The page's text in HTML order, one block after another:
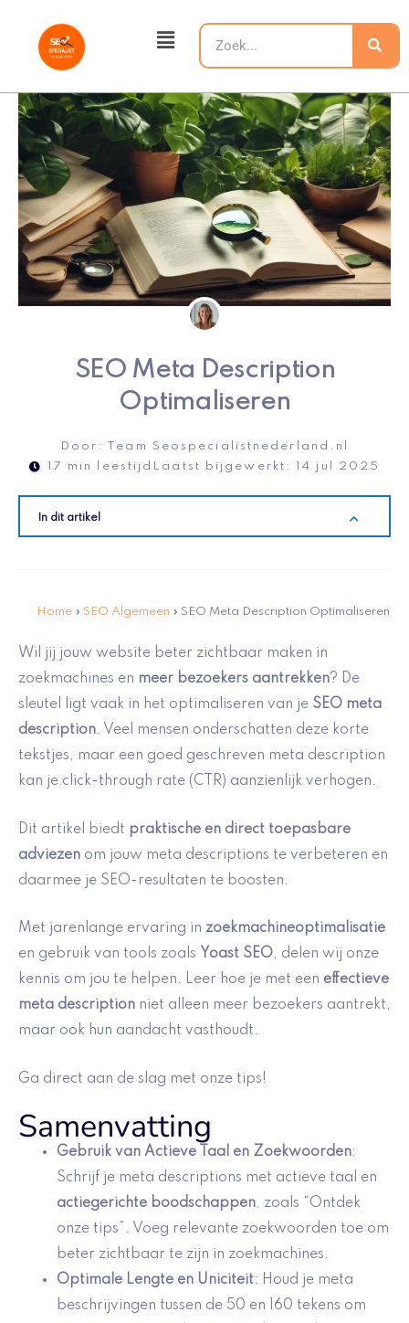
Main
Menu
Zoeken
SEO Meta Description
Optimaliseren
Door:
Team Seospecialistnederland.nl
17 min leestijd Laatst bijgewerkt: 14 jul 2025
In dit artikel
Home » SEO Algemeen » SEO Meta Description Optimaliseren
Wil jij jouw website beter zichtbaar maken in
zoekmachines en meer bezoekers aantrekken? De
sleutel ligt vaak in het optimaliseren van je SEO meta
description. Veel mensen onderschatten deze korte
tekstjes, maar een goed geschreven meta description
kan je click-through rate (CTR) aanzienlijk verhogen.
Dit artikel biedt praktische en direct toepasbare
adviezen om jouw meta descriptions te verbeteren en
daarmee je SEO-resultaten te boosten.
Met jarenlange ervaring in zoekmachineoptimalisatie
en gebruik van tools zoals Yoast SEO, delen wij onze
kennis om jou te helpen. Leer hoe je met een effectieve
meta description niet alleen meer bezoekers aantrekt,
maar ook hun aandacht vasthoudt.
Ga direct aan de slag met onze tips!
Samenvatting
Gebruik van Actieve Taal en Zoekwoorden:
Schrijf je meta descriptions met actieve taal en
actiegerichte boodschappen, zoals “Ontdek
onze tips”. Voeg relevante zoekwoorden toe om
beter zichtbaar te zijn in zoekmachines.
Optimale Lengte en Uniciteit: Houd je meta
beschrijvingen tussen de 50 en 160 tekens om